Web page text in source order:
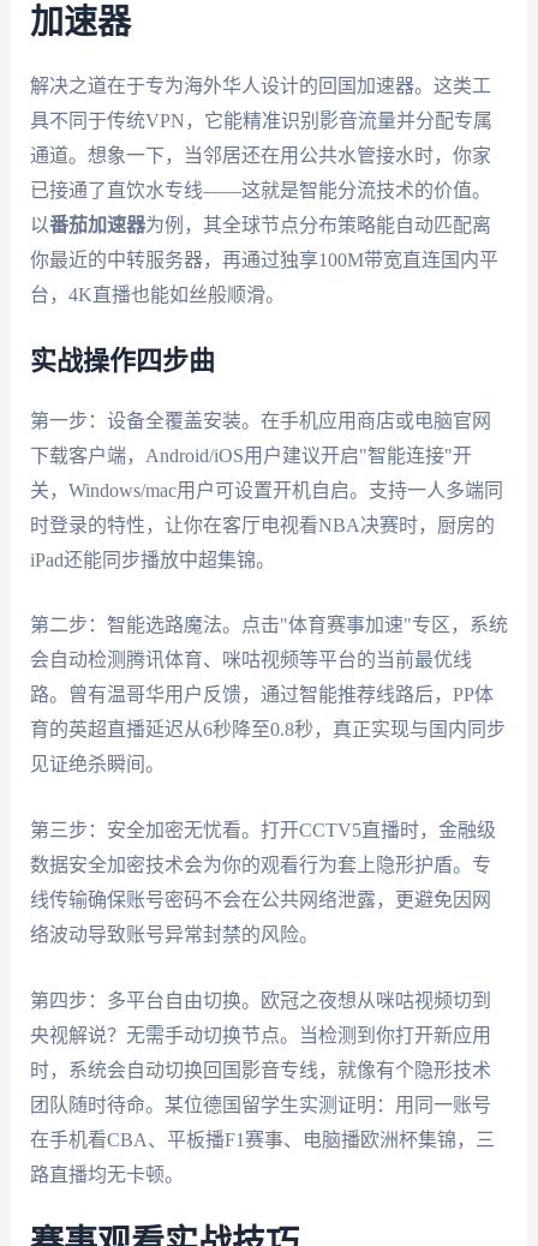
加速器
解决之道在于专为海外华人设计的回国加速器。这类工
具不同于传统VPN，它能精准识别影音流量并分配专属
通道。想象一下，当邻居还在用公共水管接水时，你家
已接通了直饮水专线——这就是智能分流技术的价值。
以番茄加速器为例，其全球节点分布策略能自动匹配离
你最近的中转服务器，再通过独享100M带宽直连国内平
台，4K直播也能如丝般顺滑。
实战操作四步曲
第一步：设备全覆盖安装。在手机应用商店或电脑官网
下载客户端，Android/iOS用户建议开启"智能连接"开
关，Windows/mac用户可设置开机自启。支持一人多端同
时登录的特性，让你在客厅电视看NBA决赛时，厨房的
iPad还能同步播放中超集锦。
第二步：智能选路魔法。点击"体育赛事加速"专区，系统
会自动检测腾讯体育、咪咕视频等平台的当前最优线
路。曾有温哥华用户反馈，通过智能推荐线路后，PP体
育的英超直播延迟从6秒降至0.8秒，真正实现与国内同步
见证绝杀瞬间。
第三步：安全加密无忧看。打开CCTV5直播时，金融级
数据安全加密技术会为你的观看行为套上隐形护盾。专
线传输确保账号密码不会在公共网络泄露，更避免因网
络波动导致账号异常封禁的风险。
第四步：多平台自由切换。欧冠之夜想从咪咕视频切到
央视解说？无需手动切换节点。当检测到你打开新应用
时，系统会自动切换回国影音专线，就像有个隐形技术
团队随时待命。某位德国留学生实测证明：用同一账号
在手机看CBA、平板播F1赛事、电脑播欧洲杯集锦，三
路直播均无卡顿。